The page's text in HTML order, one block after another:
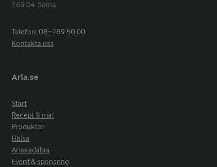
169 04  Solna
Telefon:08−789 50 00
Kontakta oss
Arla.se
Start
Recept & mat
Produkter
Hälsa
Arlakadabra
Event & sponsring